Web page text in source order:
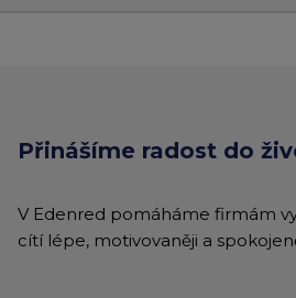
Přinášíme radost do
V Edenred pomáháme firmám
cítí lépe, motivovaněji a